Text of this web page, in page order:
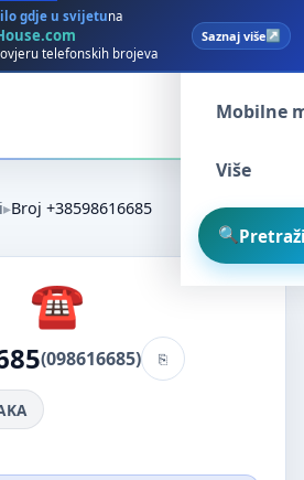
gdje u svijetuna
telefonskih brojeva
Saznaj više
Spam
Mobilne
Više
Broj +38598616685
(098616685)